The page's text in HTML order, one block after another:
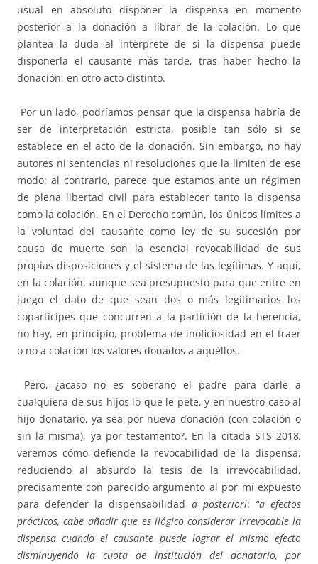
usual en absoluto disponer la dispensa en momento
posterior a la donación a librar de la colación. Lo que
plantea la duda al intérprete de si la dispensa puede
disponerla el causante más tarde, tras haber hecho la
donación, en otro acto distinto.
Por un lado, podríamos pensar que la dispensa habría de
ser de interpretación estricta, posible tan sólo si se
establece en el acto de la donación. Sin embargo, no hay
autores ni sentencias ni resoluciones que la limiten de ese
modo: al contrario, parece que estamos ante un régimen
de plena libertad civil para establecer tanto la dispensa
como la colación. En el Derecho común, los únicos límites a
la voluntad del causante como ley de su sucesión por
causa de muerte son la esencial revocabilidad de sus
propias disposiciones y el sistema de las legítimas. Y aquí,
en la colación, aunque sea presupuesto para que entre en
juego el dato de que sean dos o más legitimarios los
copartícipes que concurren a la partición de la herencia,
no hay, en principio, problema de inoficiosidad en el traer
o no a colación los valores donados a aquéllos.
Pero, ¿acaso no es soberano el padre para darle a
cualquiera de sus hijos lo que le pete, y en nuestro caso al
hijo donatario, ya sea por nueva donación (con colación o
sin la misma), ya por testamento?. En la citada STS 2018,
veremos cómo defiende la revocabilidad de la dispensa,
reduciendo al absurdo la tesis de la irrevocabilidad,
precisamente con parecido argumento al por mí expuesto
para defender la dispensabilidad a posteriori: “a efectos
prácticos, cabe añadir que es ilógico considerar irrevocable la
dispensa cuandoel causante puede lograr el mismo efecto
disminuyendo la cuota de institución del donatario, por